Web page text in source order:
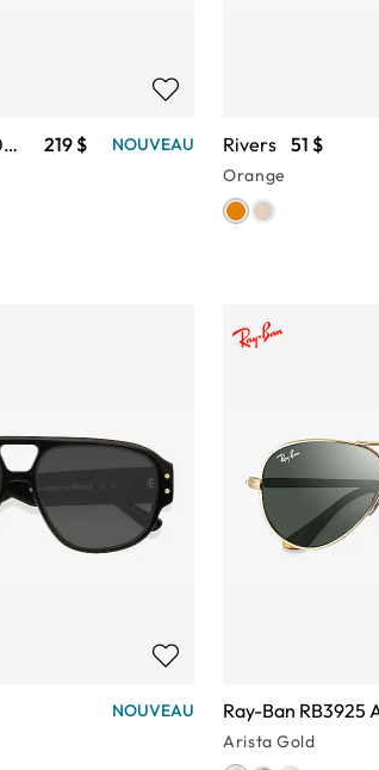
Michael Kors MK5004 Chelsea 219 $
NOUVEAU
Rivers 51 $
Orange
NOUVEAU
Ray-Ban RB3925
Arista Gold